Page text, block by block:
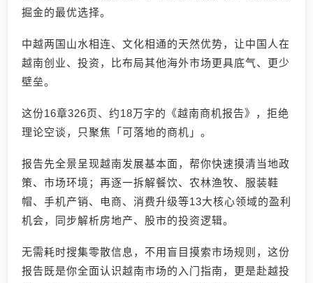
掘金的最优选择。
中越两国山水相连、文化相通的天然优势，让中国人在
越南创业、投资，比布局其他海外市场更具底气、更少
壁垒。
这份16章326页、约18万字的《越南商机报告》，拒绝
理论空谈，只聚焦「可落地的商机」。
报告先全景呈现越南发展基本面，帮你快速摸清当地政
策、市场环境；再逐一拆解餐饮、农林渔牧、服装鞋
帽、手机产销、电商、消费升级等13大核心领域的盈利
机会，同步解析房地产、股市的投资逻辑。
无需耗时搜集零散信息，不用盲目摸索市场规则，这份
报告既是你全面认识越南市场的入门指南，更是赴越投